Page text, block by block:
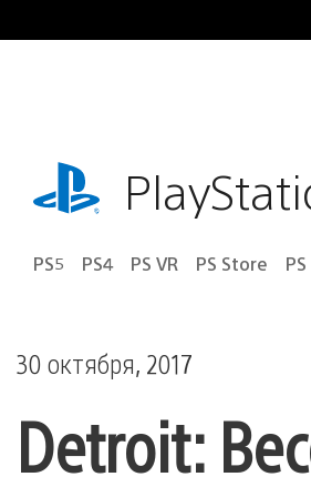
к
playstation.com
PS5 PS4 PS VR PS Store
30 октября, 2017
Detroit: